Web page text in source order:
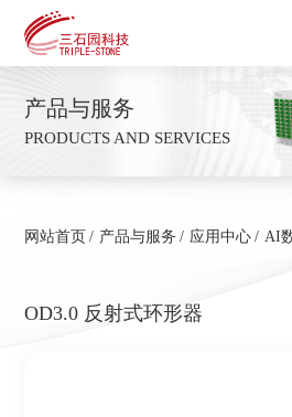
产品与服务
PRODUCTS AND SERVICES
网站首页 产品与服务 应用中心 AI
OD3.0 反射式环形器